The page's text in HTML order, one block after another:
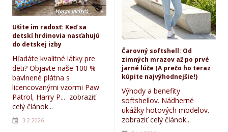
Ušite im radosť: Keď sa
detskí hrdinovia nasťahujú
do detskej izby
Hľadáte kvalitné látky pre
deti? Objavte naše 100 %
bavlnené plátna s
licencovanými vzormi Paw
Patrol, Harry P... zobraziť
celý článok...
3.2.2026
Čarovný softshell: Od
zimných mrazov až po prvé
jarné lúče (A prečo ho teraz
kúpite najvýhodnejšie!)
Výhody a benefity
softshellov. Nádherné
ukážky hotových modelov.
zobraziť celý článok...